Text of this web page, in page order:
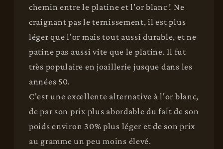
chemin entre le platine et l'or blanc ! Ne
craignant pas le ternissement, il est plus
léger que l'or mais tout aussi durable, et ne
patine pas aussi vite que le platine. Il fut
très populaire en joaillerie jusque dans les
années 50.
C'est une excellente alternative à l'or blanc,
de par son prix plus abordable du fait de son
poids environ 30% plus léger et de son prix
au gramme un peu moins élevé.